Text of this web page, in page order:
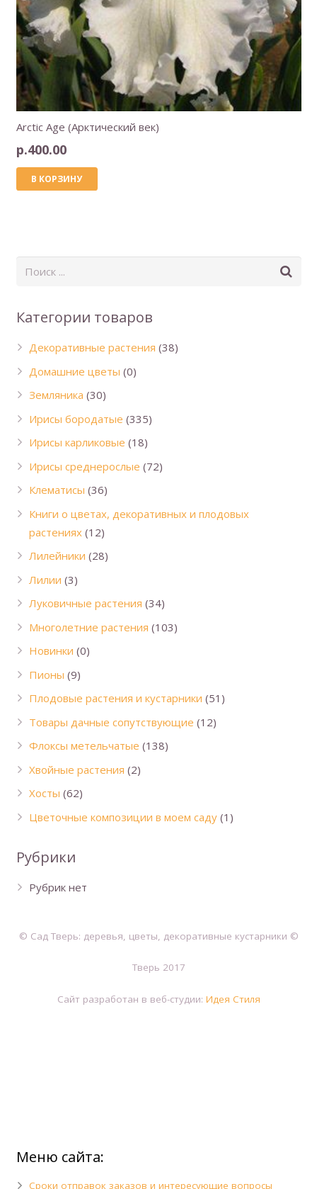
Arctic Age (Арктический век)
р.400.00
В КОРЗИНУ
Категории товаров
Декоративные растения (38)
Домашние цветы (0)
Земляника (30)
Ирисы бородатые (335)
Ирисы карликовые (18)
Ирисы среднерослые (72)
Клематисы (36)
Книги о цветах, декоративных и плодовых
растениях (12)
Лилейники (28)
Лилии (3)
Луковичные растения (34)
Многолетние растения (103)
Новинки (0)
Пионы (9)
Плодовые растения и кустарники (51)
Товары дачные сопутствующие (12)
Флоксы метельчатые (138)
Хвойные растения (2)
Хосты (62)
Цветочные композиции в моем саду (1)
Рубрики
Рубрик нет
© Сад Тверь: деревья, цветы, декоративные кустарники ©
Тверь 2017
Сайт разработан в веб-студии: Идея Стиля
Меню сайта:
Сроки отправок заказов и интересующие вопросы